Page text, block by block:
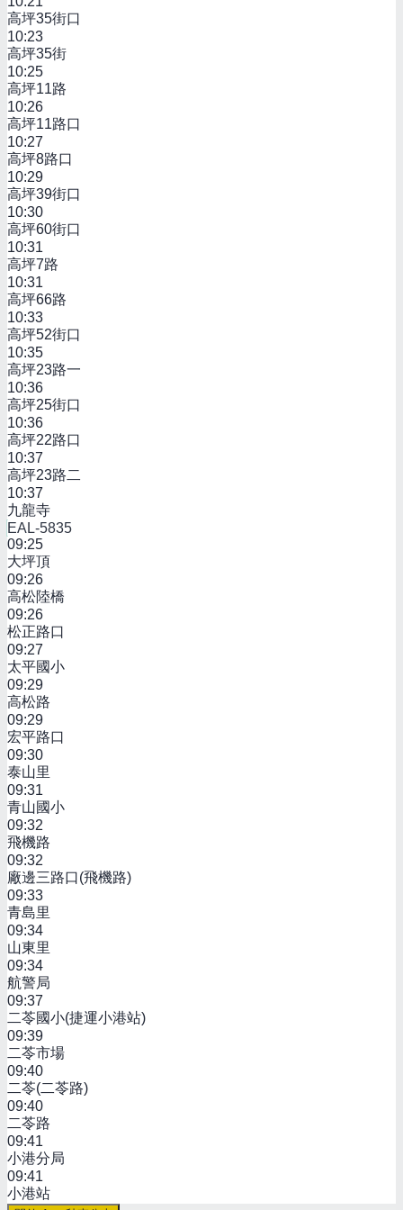
高坪35街口
10:23
高坪35街
10:25
高坪11路
10:26
高坪11路口
10:27
高坪8路口
10:29
高坪39街口
10:30
高坪60街口
10:31
高坪7路
10:31
高坪66路
10:33
高坪52街口
10:35
高坪23路一
10:36
高坪25街口
10:36
高坪22路口
10:37
高坪23路二
10:37
九龍寺
EAL-5835
09:25
大坪頂
09:26
高松陸橋
09:26
松正路口
09:27
太平國小
09:29
高松路
09:29
宏平路口
09:30
泰山里
09:31
青山國小
09:32
飛機路
09:32
廠邊三路口(飛機路)
09:33
青島里
09:34
山東里
09:34
航警局
09:37
二苓國小(捷運小港站)
09:39
二苓市場
09:40
二苓(二苓路)
09:40
二苓路
09:41
小港分局
09:41
小港站